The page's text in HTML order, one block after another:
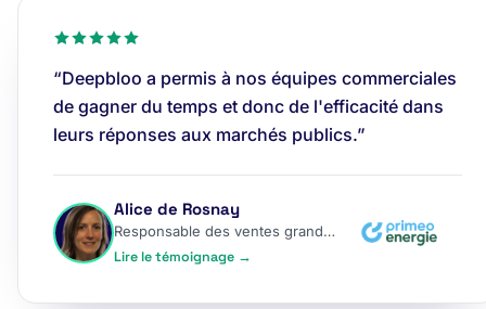
“Deepbloo a permis à nos équipes commerciales
de gagner du temps et donc de l'efficacité dans
leurs réponses aux marchés publics.”
Alice de Rosnay
Responsable des ventes grands comptes
Lire le témoignage →